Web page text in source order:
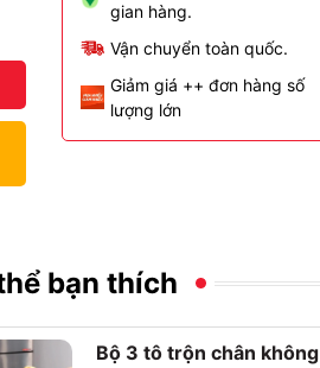
gian hàng.
Vận chuyển toàn quốc.
Giảm giá ++ đơn hàng số
lượng lớn
bạn thích
Bộ 3 tô trộn chân không